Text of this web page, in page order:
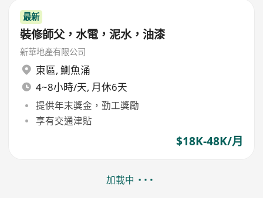
最新
裝修師父，水電，泥水，油漆
新華地產有限公司
東區, 鰂魚涌
4~8小時/天, 月休6天
提供年末獎金，勤工獎勵
享有交通津貼
$18K-48K/月
加載中